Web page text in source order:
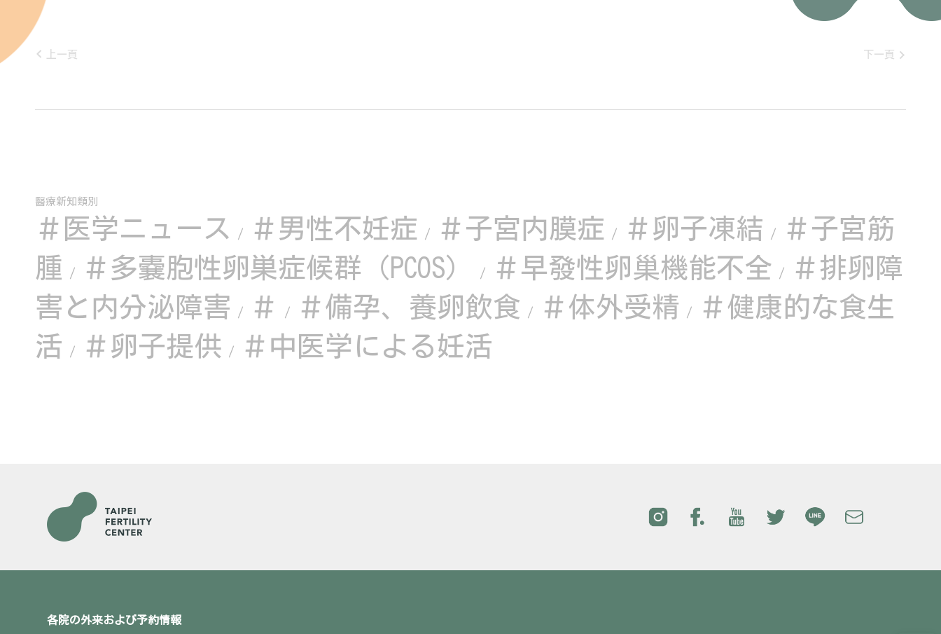
上一頁 下一頁
醫療新知類別
＃医学ニュース / ＃男性不妊症 / ＃子宮内膜症 / ＃卵子凍結 /
＃子宮筋
腫
/ ＃多嚢胞性卵巣症候群（PCOS） / ＃早發性卵巢機能不全 /
＃排卵障
害と内分泌障害
/ ＃ / ＃備孕、養卵飲食 / ＃体外受精 /
＃健康的な食生
活
/ ＃卵子提供 / ＃中医学による妊活
各院の外来および予約情報